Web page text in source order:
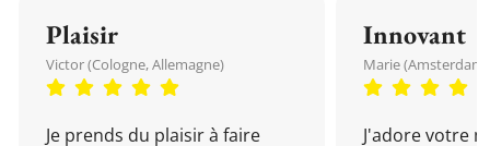
Plaisir
Victor (Cologne, Allemagne)
Je prends du plaisir à faire
Innovant
Marie (Amsterdam,
J'adore votre